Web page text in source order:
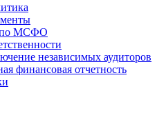
по МСФО
независимых аудиторов
финансовая отчетность